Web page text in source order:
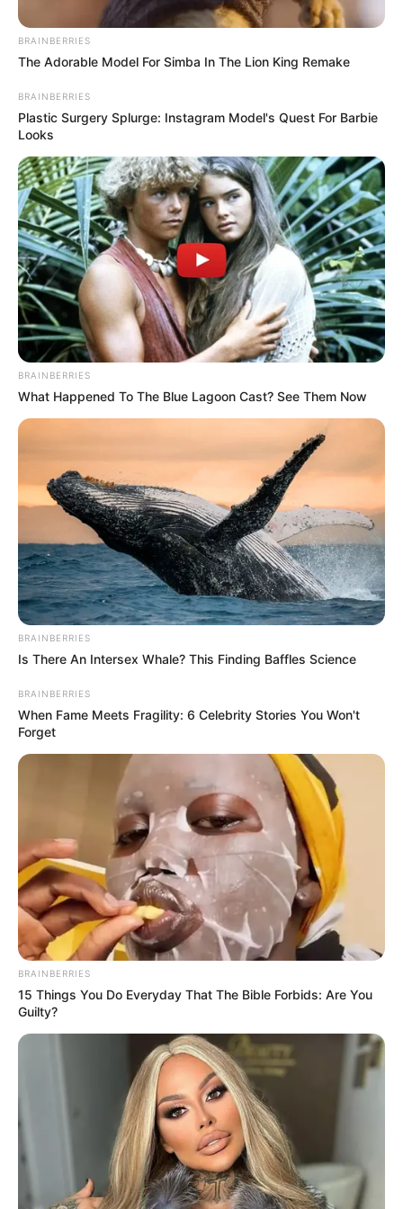
Colprensa
Alberto Gamero
Por:Daniela Duarte
Febrero 5, 2025
COMPARTIR
UNIRSE AL CANAL DE WHATSAPP
Alberto Gamero,exdirector técnico de Millonarios, habló
sobre su futuro en el programa'Planeta Fútbol' de
Antena 2,donde se refirió a lasofertas que ha recibido
desde su salida del club bogotanoy a su proceso de
reflexión tras dejar el cargo.
El estratega inició la entrevista recordando el inicio de la
Liga Betplay 2025 y su ausencia en el torneo. "Yo estaba
en México cuando comenzó la Liga y dije'después de 19
Gamero reconoció que ha tenido opciones para dirigir a
otros equipos, especialmente tras oficializarse su salida
de Millonarios. "He tenido posibilidad y mucho más a
principio de año cuando se supo lo de Millonarios.
tuve un par de llamadas, pero no era la idea,no era salir
de Millonarios e ir a buscar otra posibilidad",explicó.
BRAINBERRIES
The Adorable Model For Simba In The Lion King Remake
BRAINBERRIES
Plastic Surgery Splurge: Instagram Model's Quest For Barbie
Looks
BRAINBERRIES
What Happened To The Blue Lagoon Cast? See Them Now
BRAINBERRIES
Is There An Intersex Whale? This Finding Baffles Science
BRAINBERRIES
When Fame Meets Fragility: 6 Celebrity Stories You Won't
Forget
BRAINBERRIES
15 Things You Do Everyday That The Bible Forbids: Are You
Guilty?